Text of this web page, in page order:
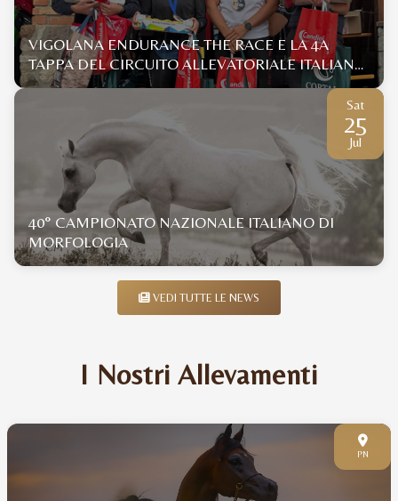
VIGOLANA ENDURANCE THE RACE E LA 4A
TAPPA DEL CIRCUITO ALLEVATORIALE ITALIANO
ENDURANCE 2026 ANICA
Sat
25
Jul
40° CAMPIONATO NAZIONALE ITALIANO DI
MORFOLOGIA
VEDI TUTTE LE NEWS
I Nostri Allevamenti
PN